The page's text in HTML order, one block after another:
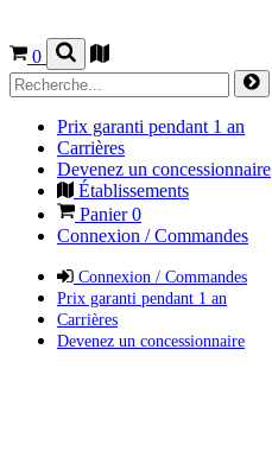
0
Prix garanti pendant 1 an
Carrières
Devenez un concessionnaire
Établissements
Panier0
Connexion / Commandes
Connexion / Commandes
Prix garanti pendant 1 an
Carrières
Devenez un concessionnaire